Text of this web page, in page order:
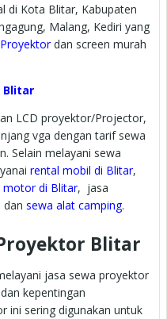
di Kota Blitar, Kabupaten
Malang, Kediri yang
dan screen murah
Blitar
LCD proyektor/Projector,
vga dengan tarif sewa
Selain melayani sewa
rental mobil di Blitar,
motor di Blitar, jasa
dan sewa alat camping.
Blitar
jasa sewa proyektor
kepentingan
ini sering digunakan untuk